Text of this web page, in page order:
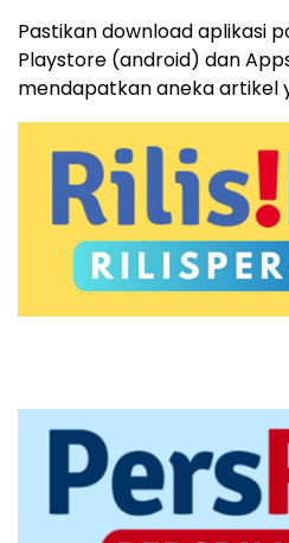
Pastikan download aplikasi
Playstore (android) dan
mendapatkan aneka artikel